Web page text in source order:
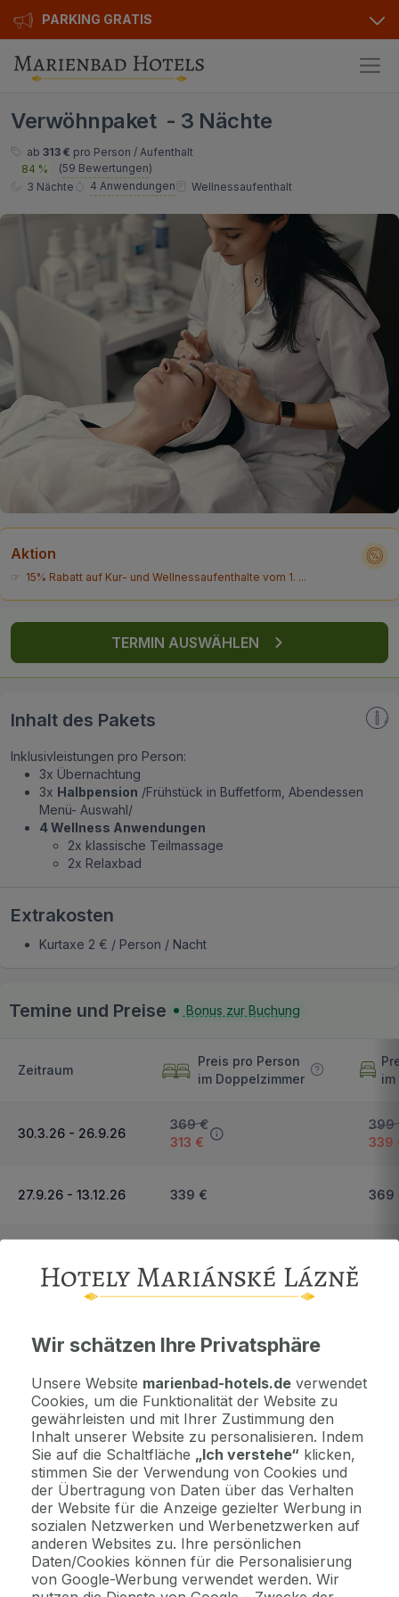
PARKING GRATIS
Hotels
Kurhotels
Orea Hotels
Geschenkgutscheine
Kontakt
Kontakt
FAQ
Verwöhnpaket - 3 Nächte
ab 313 € pro Person / Aufenthalt
84 %
(59 Bewertungen)
3 Nächte
4 Anwendungen Wellnessaufenthalt
Aktion
☞ 15% Rabatt auf Kur- und Wellnessaufenthalte vom 1. ...
TERMIN AUSWÄHLEN
Inhalt des Pakets
Inklusivleistungen pro Person:
3x Übernachtung
3x Halbpension /Frühstück in Buffetform, Abendessen
Menü- Auswahl/
4 Wellness Anwendungen
2x klassische Teilmassage
2x Relaxbad
Extrakosten
Kurtaxe 2 € / Person / Nacht
Temine und Preise Bonus zur Buchung
Zeitraum
Preis pro Person
im Doppelzimmer
im
30.3.26 - 26.9.26
369 €
313 €
399
339
27.9.26 - 13.12.26 339 € 369
Kontaktdaten. Unterkunftsbedingungen und andere...
Als Geschenk kaufen
Machen Sie Freude mit einem Geschenkvoucher
Jetzt bezahlen Sie gar nichts.
Die Zahlungsmodalitäten erhalten Sie zusammen mit dem Angebot
per E-Mail.
2 Gründe, bei uns zu buchen
Wir schätzen Ihre Privatsphäre
Unsere Website marienbad-hotels.de verwendet
Cookies, um die Funktionalität der Website zu
gewährleisten und mit Ihrer Zustimmung den
Inhalt unserer Website zu personalisieren. Indem
Sie auf die Schaltfläche „Ich verstehe“ klicken,
stimmen Sie der Verwendung von Cookies und
der Übertragung von Daten über das Verhalten
der Website für die Anzeige gezielter Werbung in
sozialen Netzwerken und Werbenetzwerken auf
anderen Websites zu. Ihre persönlichen
Daten/Cookies können für die Personalisierung
von Google-Werbung verwendet werden. Wir